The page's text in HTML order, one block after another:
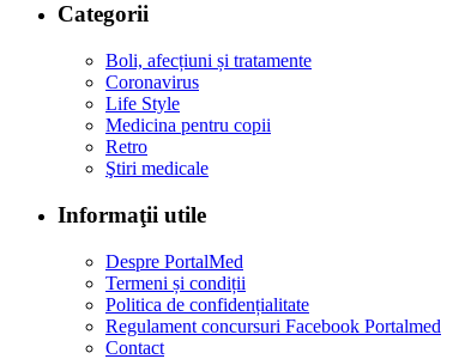
Categorii
Boli, afecțiuni și tratamente
Coronavirus
Life Style
Medicina pentru copii
Retro
Ştiri medicale
Informaţii utile
Despre PortalMed
Termeni și condiții
Politica de confidențialitate
Regulament concursuri Facebook Portalmed
Contact